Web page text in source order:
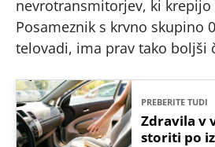
nevrotransmitorjev, ki
Posameznik s krvno skupino
telovadi, ima prav tako boljši
PREBERITE TUDI
Zdravila v
storiti po